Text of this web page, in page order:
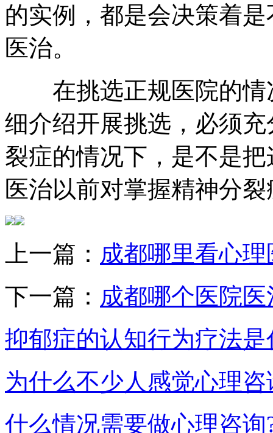
的实例，都是会决策着
医治。
在挑选正规医院的情
细介绍开展挑选，必须
裂症的情况下，是不是
医治以前对掌握精神分
上一篇： 成都哪里看心
下一篇： 成都哪个医院
抑郁症的认知行为疗法
为什么不少人感觉心理
什么情况需要做心理咨询